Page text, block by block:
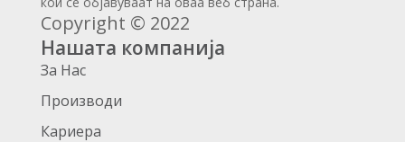
Copyright © 2022
Нашата компанија
За Нас
Производи
Кариера